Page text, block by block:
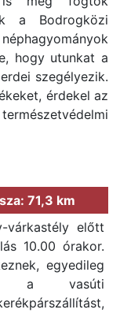
a Bodrogközi
hogy utunkat a
szegélyezik.
érdekel az
71,3 km
várkastély előtt
10.00 órakor.
egyedileg
a vasúti